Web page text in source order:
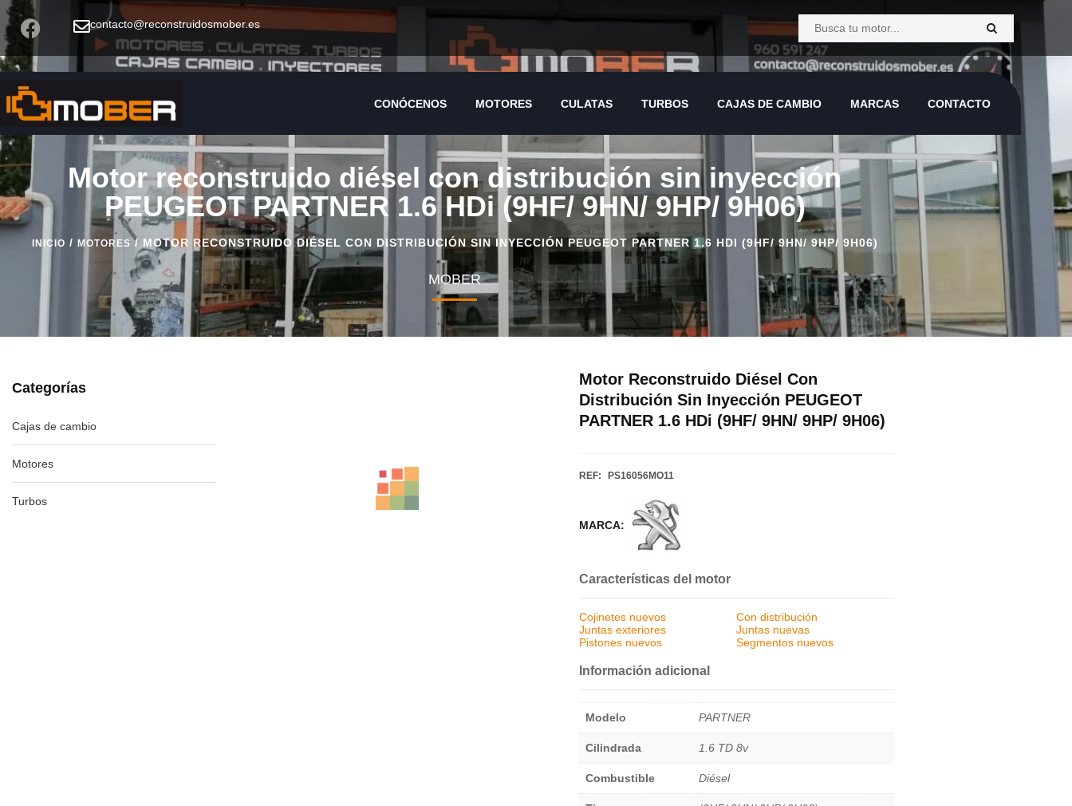
contacto@reconstruidosmober.es
CONÓCENOS MOTORES CULATAS TURBOS CAJAS DE CAMBIO MARCAS CONTACTO
Motor reconstruido diésel con distribución sin inyección
PEUGEOT PARTNER 1.6 HDi (9HF/ 9HN/ 9HP/ 9H06)
INICIO / MOTORES / MOTOR RECONSTRUIDO DIÉSEL CON DISTRIBUCIÓN SIN INYECCIÓN PEUGEOT PARTNER 1.6 HDI (9HF/ 9HN/ 9HP/ 9H06)
MOBER
Categorías
Cajas de cambio
Motores
Turbos
Motor Reconstruido Diésel Con
Distribución Sin Inyección PEUGEOT
PARTNER 1.6 HDi (9HF/ 9HN/ 9HP/ 9H06)
REF: PS16056MO11
MARCA:
Características del motor
Cojinetes nuevos
Con distribución
Juntas exteriores
Juntas nuevas
Pistones nuevos
Segmentos nuevos
Información adicional
Modelo PARTNER
Cilindrada 1.6 TD 8v
Combustible Diésel